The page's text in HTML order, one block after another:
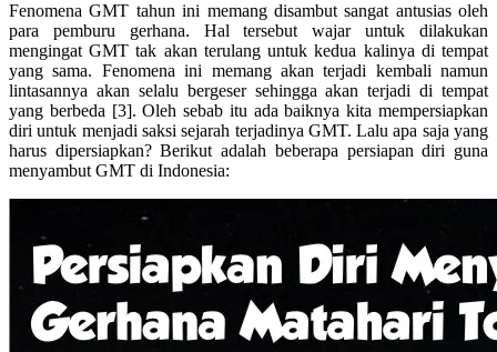
Fenomena GMT tahun ini memang disambut sangat antusias oleh
para pemburu gerhana. Hal tersebut wajar untuk dilakukan
mengingat GMT tak akan terulang untuk kedua kalinya di tempat
yang sama. Fenomena ini memang akan terjadi kembali namun
lintasannya akan selalu bergeser sehingga akan terjadi di tempat
yang berbeda [3]. Oleh sebab itu ada baiknya kita mempersiapkan
diri untuk menjadi saksi sejarah terjadinya GMT. Lalu apa saja yang
harus dipersiapkan? Berikut adalah beberapa persiapan diri guna
menyambut GMT di Indonesia: